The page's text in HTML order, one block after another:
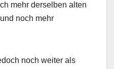
mehr derselben alten
noch mehr
noch weiter als